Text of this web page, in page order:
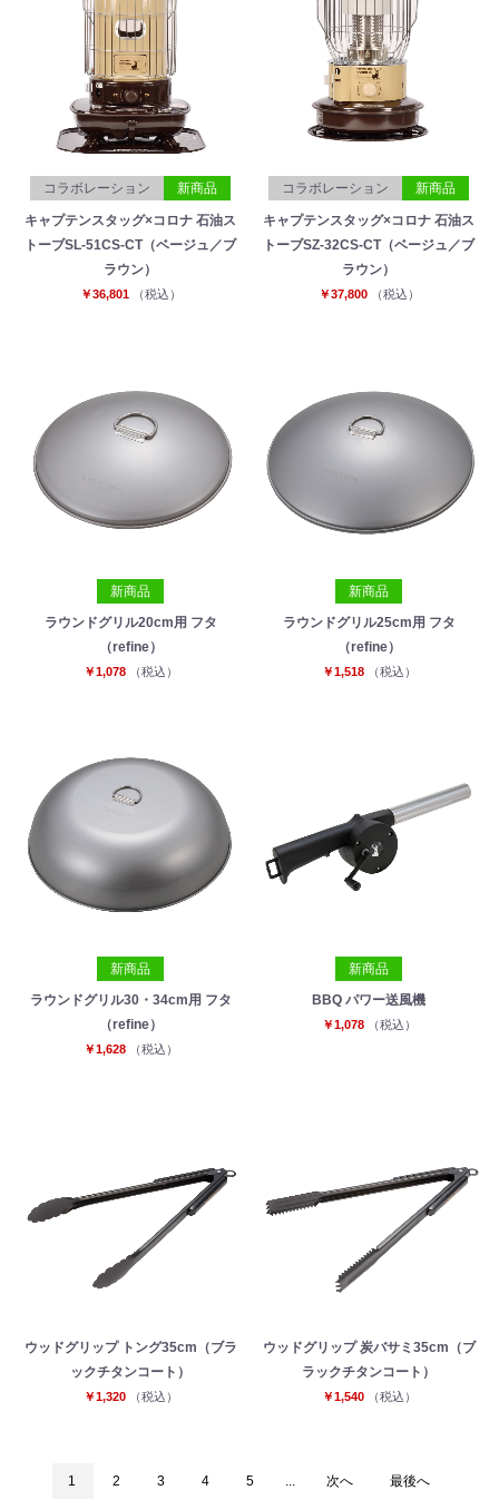
コラボレーション 新商品
キャプテンスタッグ×コロナ 石油ス
トーブSL-51CS-CT（ベージュ／ブ
ラウン）
￥36,801 （税込）
コラボレーション 新商品
キャプテンスタッグ×コロナ 石油ス
トーブSZ-32CS-CT（ベージュ／ブ
ラウン）
￥37,800 （税込）
新商品
ラウンドグリル20cm用 フタ
（refine）
￥1,078 （税込）
新商品
ラウンドグリル25cm用 フタ
（refine）
￥1,518 （税込）
新商品
ラウンドグリル30・34cm用 フタ
（refine）
￥1,628 （税込）
新商品
BBQ パワー送風機
￥1,078 （税込）
ウッドグリップ トング35cm（ブラ
ックチタンコート）
￥1,320 （税込）
ウッドグリップ 炭バサミ35cm（ブ
ラックチタンコート）
￥1,540 （税込）
お買い物を続ける カートへ進む
1 2 3 4 5 次へ 最後へ